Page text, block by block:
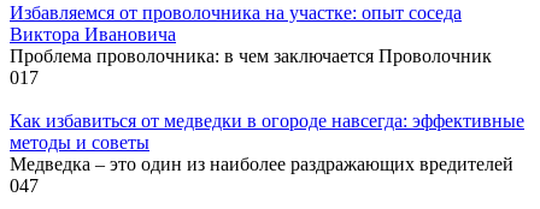
Избавляемся от проволочника на участке: опыт соседа
Виктора Ивановича
Проблема проволочника: в чем заключается Проволочник
017
Как избавиться от медведки в огороде навсегда: эффективные
методы и советы
Медведка – это один из наиболее раздражающих вредителей
047